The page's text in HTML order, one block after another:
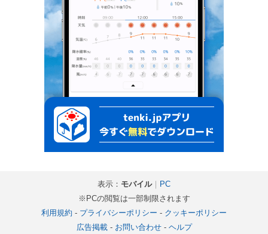
表示： モバイル｜ PC
※PCの閲覧は一部制限されます
利用規約 - プライバシーポリシー - クッキーポリシー
広告掲載- お問い合わせ- ヘルプ